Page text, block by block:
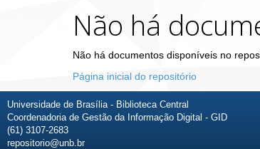
Não há
Não há documentos disponíveis no
Página inicial do repositório
Universidade de Brasília - Biblioteca Central
Coordenadoria de Gestão da Informação Digital - GID
(61) 3107-2683
repositorio@unb.br